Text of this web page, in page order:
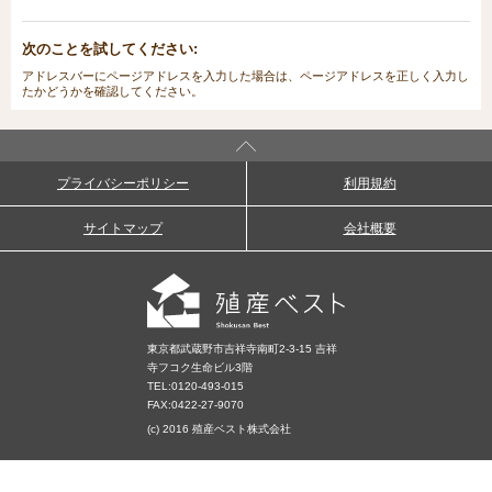
次のことを試してください:
アドレスバーにページアドレスを入力した場合は、ページアドレスを正しく入力し
たかどうかを確認してください。
プライバシーポリシー 利用規約
サイトマップ 会社概要
東京都武蔵野市吉祥寺南町2-3-15 吉祥
寺フコク生命ビル3階
TEL:0120-493-015
FAX:0422-27-9070
(c) 2016 殖産ベスト株式会社